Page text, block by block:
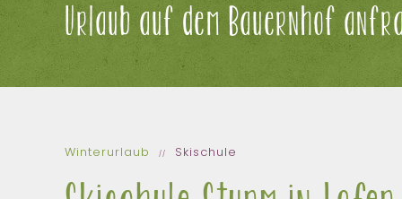
Urlaub auf dem Bauernhof
Winterurlaub Skischule